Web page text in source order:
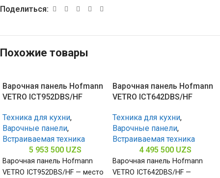
Поделиться:
Похожие товары
Варочная панель Hofmann
VETRO ICT952DBS/HF
Техника для кухни,
Варочные панели,
Встраиваемая техника
5 953 500 UZS
Варочная панель Hofmann
VETRO ICT952DBS/HF — место
Варочная панель Hofmann
VETRO ICT642DBS/HF
Техника для кухни,
Варочные панели,
Встраиваемая техника
4 495 500 UZS
Варочная панель Hofmann
VETRO ICT642DBS/HF —